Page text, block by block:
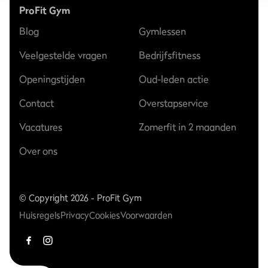
ProFit Gym
Blog
Veelgestelde vragen
Openingstijden
Contact
Vacatures
Over ons
Gymlessen
Bedrijfsfitness
Oud-leden actie
Overstapservice
Zomerfit in 2 maanden
© Copyright 2026 - ProFit Gym
HuisregelsPrivacyCookiesVoorwaarden